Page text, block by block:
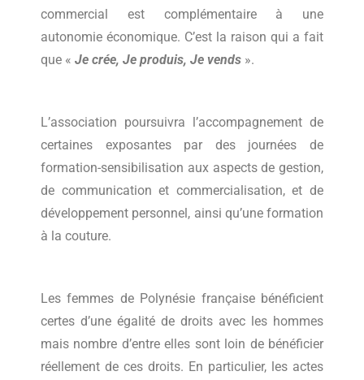
commercial est complémentaire à une
autonomie économique. C’est la raison qui a fait
que « Je crée, Je produis, Je vends ».
L’association poursuivra l’accompagnement de
certaines exposantes par des journées de
formation-sensibilisation aux aspects de gestion,
de communication et commercialisation, et de
développement personnel, ainsi qu’une formation
à la couture.
Les femmes de Polynésie française bénéficient
certes d’une égalité de droits avec les hommes
mais nombre d’entre elles sont loin de bénéficier
réellement de ces droits. En particulier, les actes